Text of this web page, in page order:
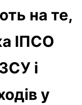
на те,
ІПСО
і
у